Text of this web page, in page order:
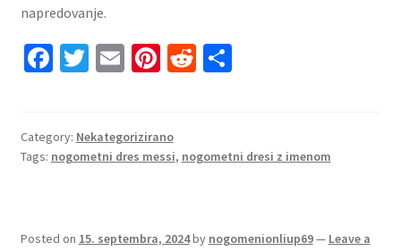
napredovanje.
Fa
o
o
T
er
E
l
Pi
es
t
R
t
S
e
Category: Nekategorizirano
Tags: nogometni dres messi, nogometni dresi z imenom
Posted on 15. septembra, 2024by nogomenionliup69— Leave a